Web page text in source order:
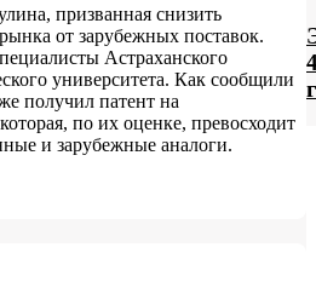
призванная снизить
от зарубежных поставок.
Астраханского
университета. Как сообщили
получил патент на
по их оценке, превосходит
и зарубежные аналоги.